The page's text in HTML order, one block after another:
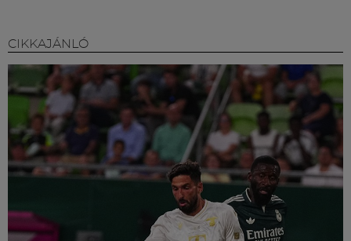
CIKKAJÁNLÓ